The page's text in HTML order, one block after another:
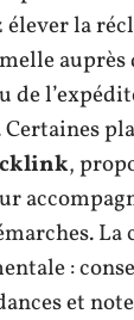
élever la
auprès
de
Certaines
,
:
et